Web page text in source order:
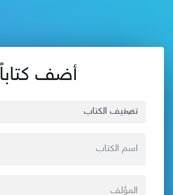
أضف كتاباً